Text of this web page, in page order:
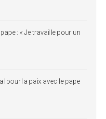
: « Je travaille pour un
pour la paix avec le pape